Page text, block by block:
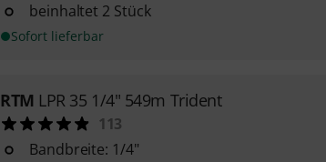
beinhaltet 2 Stück
Sofort lieferbar
RTM LPR 35 1/4" 549m Trident
113
Bandbreite: 1/4"